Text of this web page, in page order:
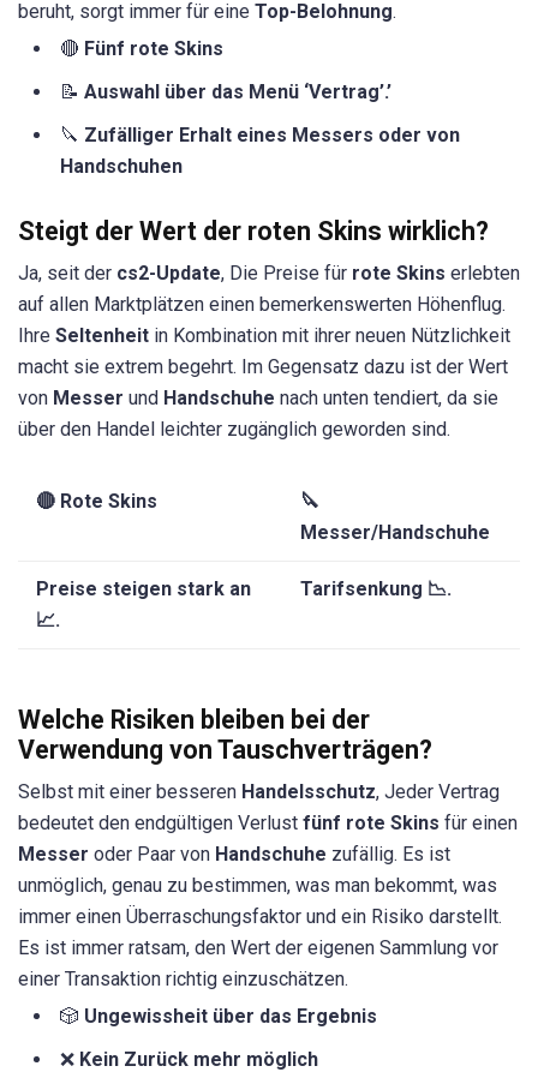
beruht, sorgt immer für eine Top-Belohnung.
🔴 Fünf rote Skins
📝 Auswahl über das Menü ‘Vertrag’.’
🔪 Zufälliger Erhalt eines Messers oder von
Handschuhen
Steigt der Wert der roten Skins wirklich?
Ja, seit der cs2-Update, Die Preise für rote Skins erlebten
auf allen Marktplätzen einen bemerkenswerten Höhenflug.
Ihre Seltenheit in Kombination mit ihrer neuen Nützlichkeit
macht sie extrem begehrt. Im Gegensatz dazu ist der Wert
von Messer und Handschuhe nach unten tendiert, da sie
über den Handel leichter zugänglich geworden sind.
🔴 Rote Skins
🔪
Messer/Handschuhe
Preise steigen stark an
📈.
Tarifsenkung 📉.
Welche Risiken bleiben bei der
Verwendung von Tauschverträgen?
Selbst mit einer besseren Handelsschutz, Jeder Vertrag
bedeutet den endgültigen Verlust fünf rote Skins für einen
Messer oder Paar von Handschuhe zufällig. Es ist
unmöglich, genau zu bestimmen, was man bekommt, was
immer einen Überraschungsfaktor und ein Risiko darstellt.
Es ist immer ratsam, den Wert der eigenen Sammlung vor
einer Transaktion richtig einzuschätzen.
🎲 Ungewissheit über das Ergebnis
❌ Kein Zurück mehr möglich